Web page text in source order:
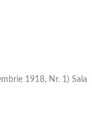
1918, Nr. 1) Sala